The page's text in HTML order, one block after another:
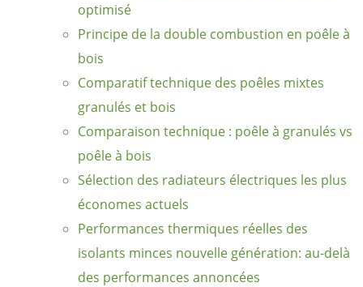
optimisé
Principe de la double combustion en poêle à
bois
Comparatif technique des poêles mixtes
granulés et bois
Comparaison technique : poêle à granulés vs
poêle à bois
Sélection des radiateurs électriques les plus
économes actuels
Performances thermiques réelles des
isolants minces nouvelle génération: au-delà
des performances annoncées